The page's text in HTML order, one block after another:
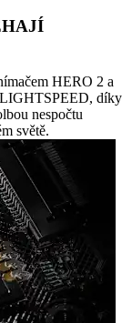
HERO 2 a
LIGHTSPEED, díky
nespočtu
světě.